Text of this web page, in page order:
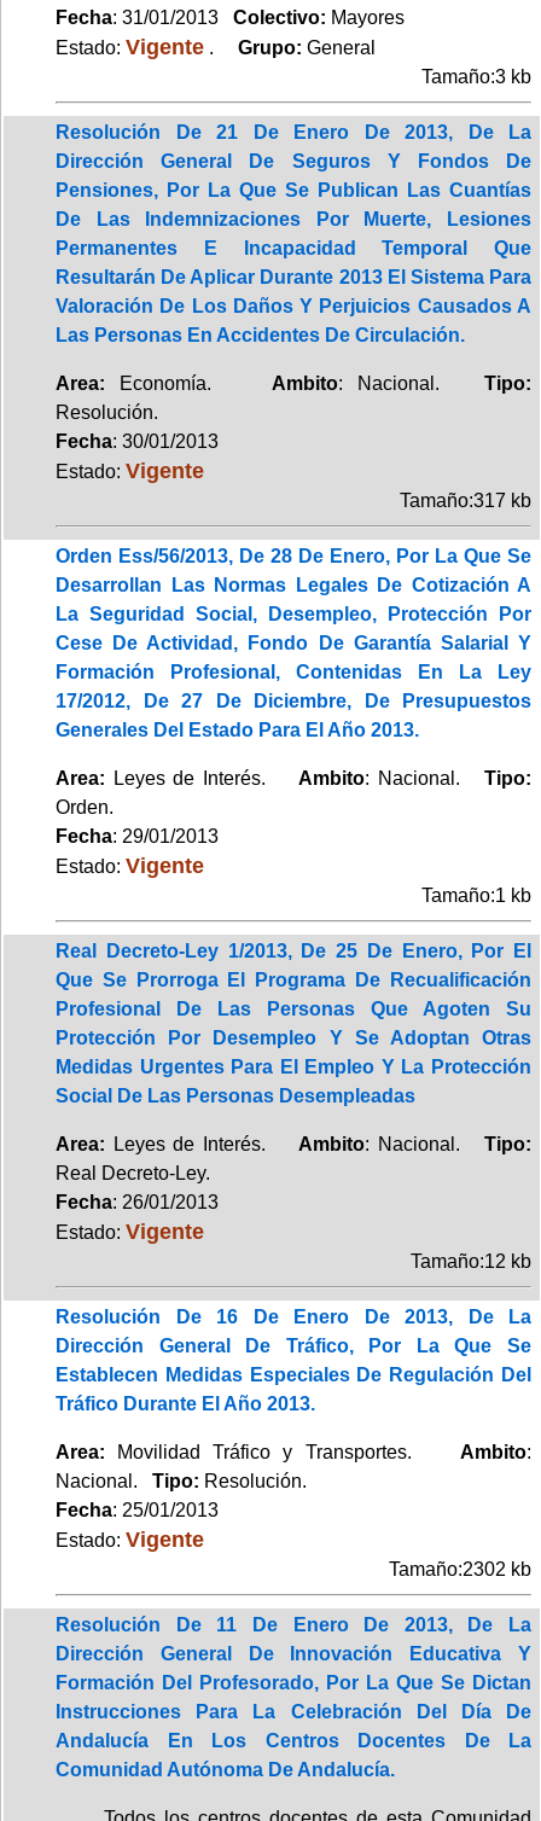
Fecha: 31/01/2013 Colectivo: Mayores
Estado: Vigente . Grupo: General
Tamaño:3 kb
Resolución De 21 De Enero De 2013, De La
Dirección General De Seguros Y Fondos De
Pensiones, Por La Que Se Publican Las Cuantías
De Las Indemnizaciones Por Muerte, Lesiones
Permanentes E Incapacidad Temporal Que
Resultarán De Aplicar Durante 2013 El Sistema Para
Valoración De Los Daños Y Perjuicios Causados A
Las Personas En Accidentes De Circulación.
Area: Economía. Ambito: Nacional.Tipo:
Resolución.
Fecha: 30/01/2013
Estado: Vigente
Tamaño:317 kb
Orden Ess/56/2013, De 28 De Enero, Por La Que Se
Desarrollan Las Normas Legales De Cotización A
La Seguridad Social, Desempleo, Protección Por
Cese De Actividad, Fondo De Garantía Salarial Y
Formación Profesional, Contenidas En La Ley
17/2012, De 27 De Diciembre, De Presupuestos
Generales Del Estado Para El Año 2013.
Area: Leyes de Interés.Ambito: Nacional.Tipo:
Orden.
Fecha: 29/01/2013
Estado: Vigente
Tamaño:1 kb
Real Decreto-Ley 1/2013, De 25 De Enero, Por El
Que Se Prorroga El Programa De Recualificación
Profesional De Las Personas Que Agoten Su
Protección Por Desempleo Y Se Adoptan Otras
Medidas Urgentes Para El Empleo Y La Protección
Social De Las Personas Desempleadas
Area: Leyes de Interés. Ambito: Nacional.Tipo:
Real Decreto-Ley.
Fecha: 26/01/2013
Estado: Vigente
Tamaño:12 kb
Resolución De 16 De Enero De 2013, De La
Dirección General De Tráfico, Por La Que Se
Establecen Medidas Especiales De Regulación Del
Tráfico Durante El Año 2013.
Area: Movilidad Tráfico y Transportes. Ambito:
Nacional. Tipo: Resolución.
Fecha: 25/01/2013
Estado: Vigente
Tamaño:2302 kb
Resolución De 11 De Enero De 2013, De La
Dirección General De Innovación Educativa Y
Formación Del Profesorado, Por La Que Se Dictan
Instrucciones Para La Celebración Del Día De
Andalucía En Los Centros Docentes De La
Comunidad Autónoma De Andalucía.